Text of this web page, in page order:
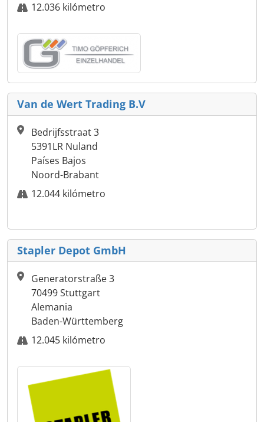
12.036 kilómetro
Van de Wert Trading B.V
Bedrijfsstraat 3
5391LR Nuland
Países Bajos
Noord-Brabant
12.044 kilómetro
Stapler Depot GmbH
Generatorstraße 3
70499 Stuttgart
Alemania
Baden-Württemberg
12.045 kilómetro